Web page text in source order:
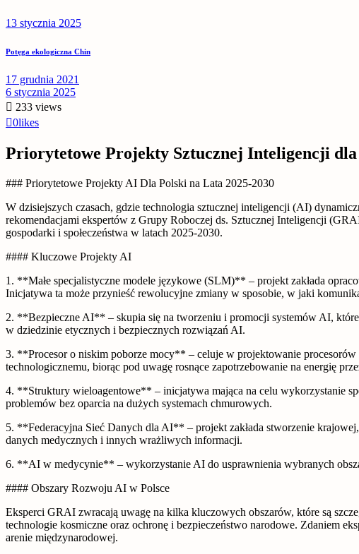
13 stycznia 2025
Potęga ekologiczna Chin
17 grudnia 2021
6 stycznia 2025
233 views
0likes
Priorytetowe Projekty Sztucznej Inteligencji dla
### Priorytetowe Projekty AI Dla Polski na Lata 2025-2030
W dzisiejszych czasach, gdzie technologia sztucznej inteligencji (AI)
rekomendacjami ekspertów z Grupy Roboczej ds. Sztucznej Inteligencji
gospodarki i społeczeństwa w latach 2025-2030.
#### Kluczowe Projekty AI
1. **Małe specjalistyczne modele językowe (SLM)** – projekt zakłada
Inicjatywa ta może przynieść rewolucyjne zmiany w sposobie, w jaki
2. **Bezpieczne AI** – skupia się na tworzeniu i promocji systemów AI,
w dziedzinie etycznych i bezpiecznych rozwiązań AI.
3. **Procesor o niskim poborze mocy** – celuje w projektowanie
technologicznemu, biorąc pod uwagę rosnące zapotrzebowanie na energię
4. **Struktury wieloagentowe** – inicjatywa mająca na celu wykorzystanie
problemów bez oparcia na dużych systemach chmurowych.
5. **Federacyjna Sieć Danych dla AI** – projekt zakłada stworzenie
danych medycznych i innych wrażliwych informacji.
6. **AI w medycynie** – wykorzystanie AI do usprawnienia wybranych
#### Obszary Rozwoju AI w Polsce
Eksperci GRAI zwracają uwagę na kilka kluczowych obszarów, które są
technologie kosmiczne oraz ochronę i bezpieczeństwo narodowe. Zdaniem
arenie międzynarodowej.